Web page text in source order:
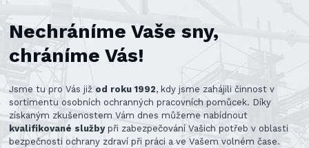
Nechráníme Vaše sny,
chráníme Vás!
Jsme tu pro Vás již od roku 1992, kdy jsme zahájili činnost v
sortimentu osobních ochranných pracovních pomůcek. Díky
získaným zkušenostem Vám dnes můžeme nabídnout
kvalifikované službypři zabezpečování Vašich potřeb v oblasti
bezpečnosti ochrany zdraví při práci a ve Vašem volném čase.